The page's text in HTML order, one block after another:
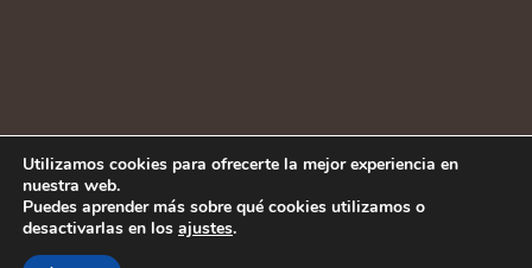
Aviso legal|Política de Privacidad|Política de Cookies
Utilizamos cookies para ofrecerte la mejor experiencia en
nuestra web.
Puedes aprender más sobre qué cookies utilizamos o
desactivarlas en los ajustes.